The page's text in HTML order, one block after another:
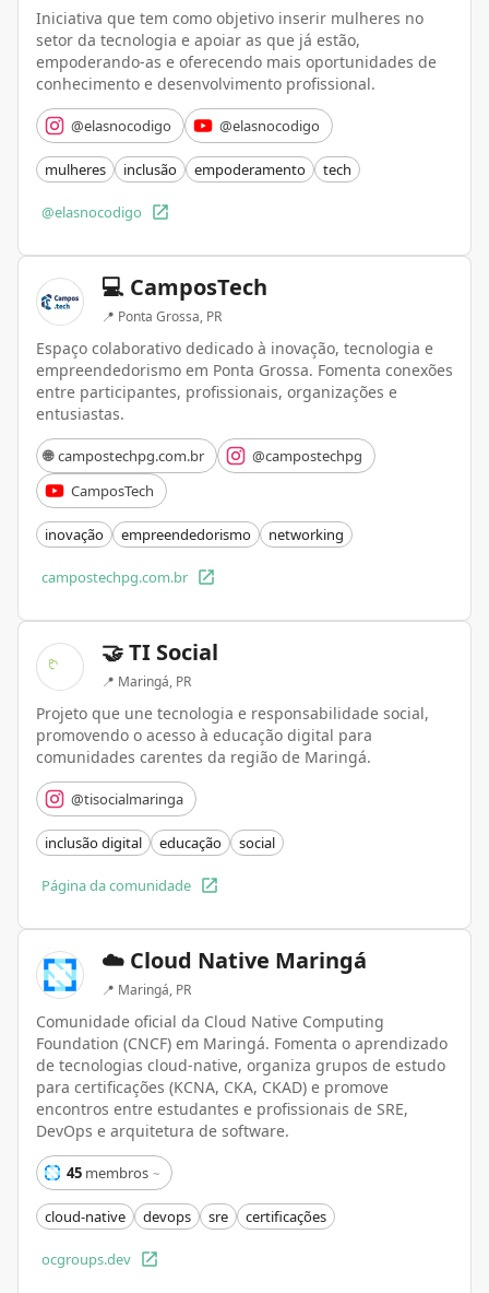
Iniciativa que tem como objetivo inserir mulheres no
setor da tecnologia e apoiar as que já estão,
empoderando-as e oferecendo mais oportunidades de
conhecimento e desenvolvimento profissional.
@elasnocodigo @elasnocodigo
mulheres inclusão empoderamento tech
@elasnocodigo
💻 CamposTech
📍 Ponta Grossa, PR
Espaço colaborativo dedicado à inovação, tecnologia e
empreendedorismo em Ponta Grossa. Fomenta conexões
entre participantes, profissionais, organizações e
entusiastas.
🌐 campostechpg.com.br
@campostechpg
CamposTech
inovação empreendedorismo networking
campostechpg.com.br
🤝 TI Social
📍 Maringá, PR
Projeto que une tecnologia e responsabilidade social,
promovendo o acesso à educação digital para
comunidades carentes da região de Maringá.
@tisocialmaringa
inclusão digital educação social
Página da comunidade
☁️ Cloud Native Maringá
📍 Maringá, PR
Comunidade oficial da Cloud Native Computing
Foundation (CNCF) em Maringá. Fomenta o aprendizado
de tecnologias cloud-native, organiza grupos de estudo
para certificações (KCNA, CKA, CKAD) e promove
encontros entre estudantes e profissionais de SRE,
DevOps e arquitetura de software.
45 membros ~
cloud-native devops sre certificações
ocgroups.dev